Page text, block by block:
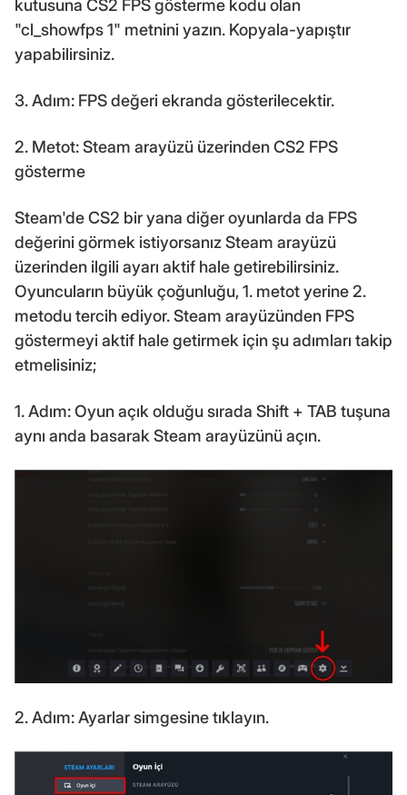
kutusuna CS2 FPS gösterme kodu olan
"cl_showfps 1" metnini yazın. Kopyala-yapıştır
yapabilirsiniz.
3. Adım: FPS değeri ekranda gösterilecektir.
2. Metot: Steam arayüzü üzerinden CS2 FPS
gösterme
Steam'de CS2 bir yana diğer oyunlarda da FPS
değerini görmek istiyorsanız Steam arayüzü
üzerinden ilgili ayarı aktif hale getirebilirsiniz.
Oyuncuların büyük çoğunluğu, 1. metot yerine 2.
metodu tercih ediyor. Steam arayüzünden FPS
göstermeyi aktif hale getirmek için şu adımları takip
etmelisiniz;
1. Adım: Oyun açık olduğu sırada Shift + TAB tuşuna
aynı anda basarak Steam arayüzünü açın.
2. Adım: Ayarlar simgesine tıklayın.